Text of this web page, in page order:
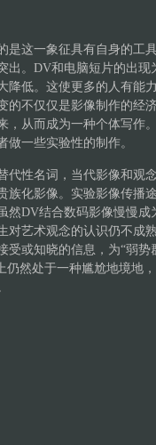
是这一象征具有自身的工
出。DV和电脑短片的出现
降低。这使更多的人有能
的不仅仅是影像制作的经
，从而成为一种个体写作
一些实验性的制作。
代性名词，当代影像和观
族化影像。实验影像传播
然DV结合数码影像慢慢成
对艺术观念的认识仍不成
或知晓的信息，为“弱势
仍然处于一种尴尬地境地